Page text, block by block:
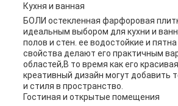
Кухня и ванная
БОЛИ остекленная фарфоровая
идеальным выбором для кухни и
полов и стен. ее водостойкие и
свойства делают его практичным
областей,В то время как его
креативный дизайн могут добавить
и стиля в пространство.
Гостиная и открытые помещения